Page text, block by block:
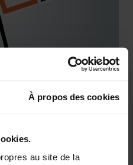
À propos des cookies
au site de la
scratch or buying an
Let’s get guided by the